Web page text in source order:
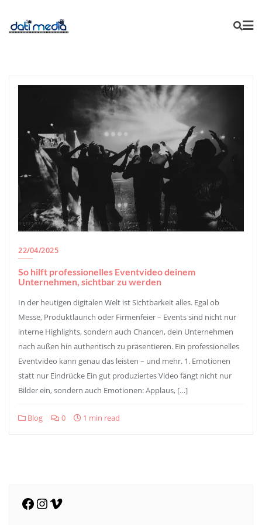
22/04/2025
So hilft professionelles Eventvideo deinem
Unternehmen, sichtbar zu werden
In der heutigen digitalen Welt ist Sichtbarkeit alles. Egal ob
Messe, Produktlaunch oder Firmenfeier – Events sind nicht nur
interne Highlights, sondern auch Chancen, dein Unternehmen
nach außen hin authentisch zu präsentieren. Ein professionelles
Eventvideo kann genau das leisten – und mehr. 1. Emotionen
statt nur Eindrücke Ein gut produziertes Video fängt nicht nur
Bilder ein, sondern auch Emotionen: Applaus, […]
Blog 0 1 min read